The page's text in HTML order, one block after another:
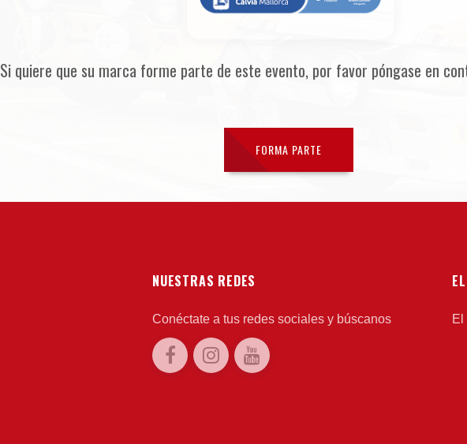
Si quiere que su marca forme parte de este evento, por favor póngase en
FORMA PARTE
NUESTRAS REDES
Conéctate a tus redes sociales y búscanos El